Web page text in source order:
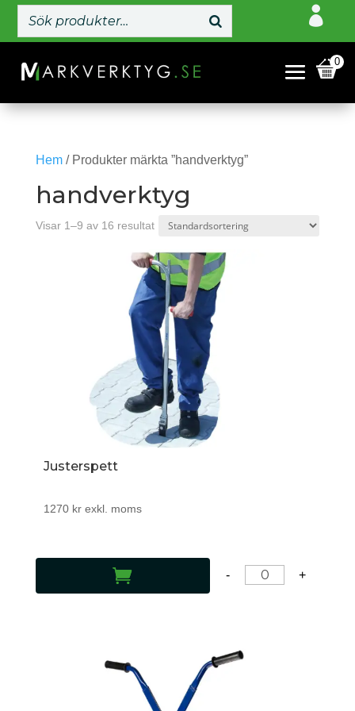

0
Hem/ Produkter märkta ”handverktyg”
handverktyg
Visar 1–9 av 16 resultat
Justerspett
1270 krexkl. moms
- +